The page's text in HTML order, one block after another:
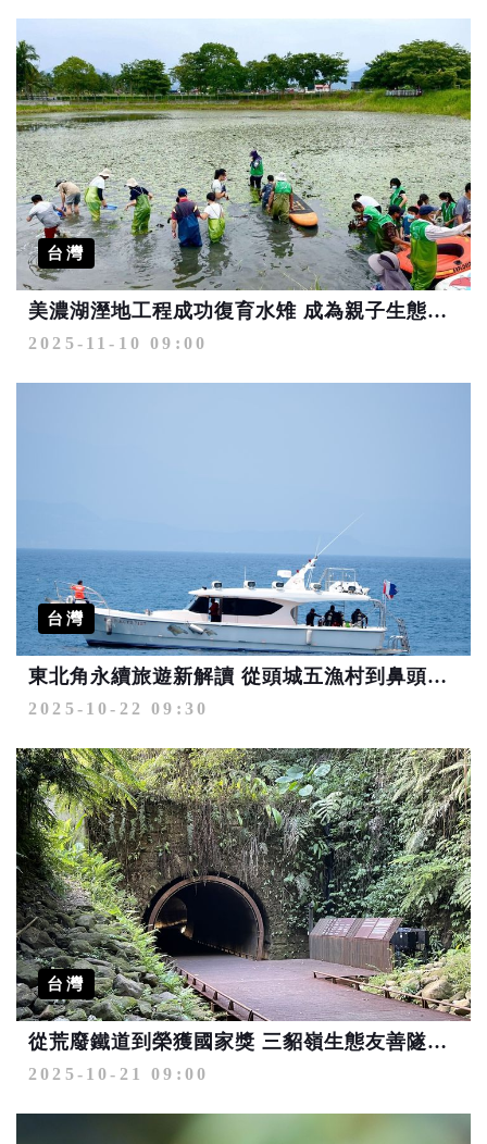
台灣
美濃湖溼地工程成功復育水雉 成為親子生態旅遊的好去處
2025-11-10 09:00
台灣
東北角永續旅遊新解讀 從頭城五漁村到鼻頭南雅的海岸生活讀本
2025-10-22 09:30
台灣
從荒廢鐵道到榮獲國家獎 三貂嶺生態友善隧道提供免費導覽
2025-10-21 09:00